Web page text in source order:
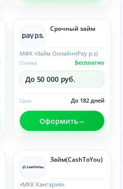
Срочный займ
МФК «Займ Онлайн»(Pay p.s)
Бесплатно
Ставка
До 50 000 руб.
До 182 дней
Срок
Оформить
Займ(CashToYou)
«МКК Кангария»